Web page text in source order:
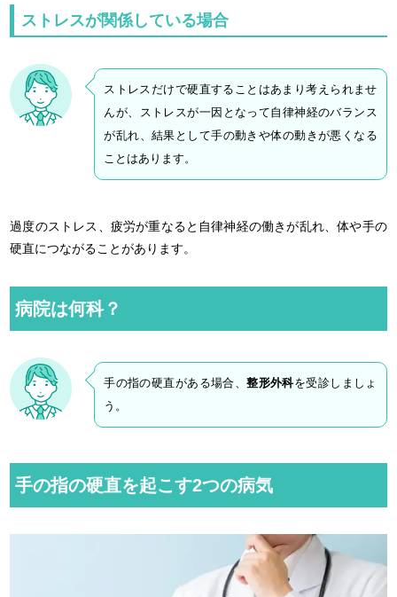
ストレスが関係している場合
ストレスだけで硬直することはあまり考えられませ
んが、ストレスが一因となって自律神経のバランス
が乱れ、結果として手の動きや体の動きが悪くなる
ことはあります。
過度のストレス、疲労が重なると自律神経の働きが乱れ、体や手の
硬直につながることがあります。
病院は何科？
手の指の硬直がある場合、整形外科を受診しましょ
う。
手の指の硬直を起こす2つの病気